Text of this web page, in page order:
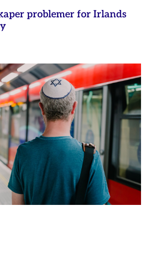
problemer for Irlands